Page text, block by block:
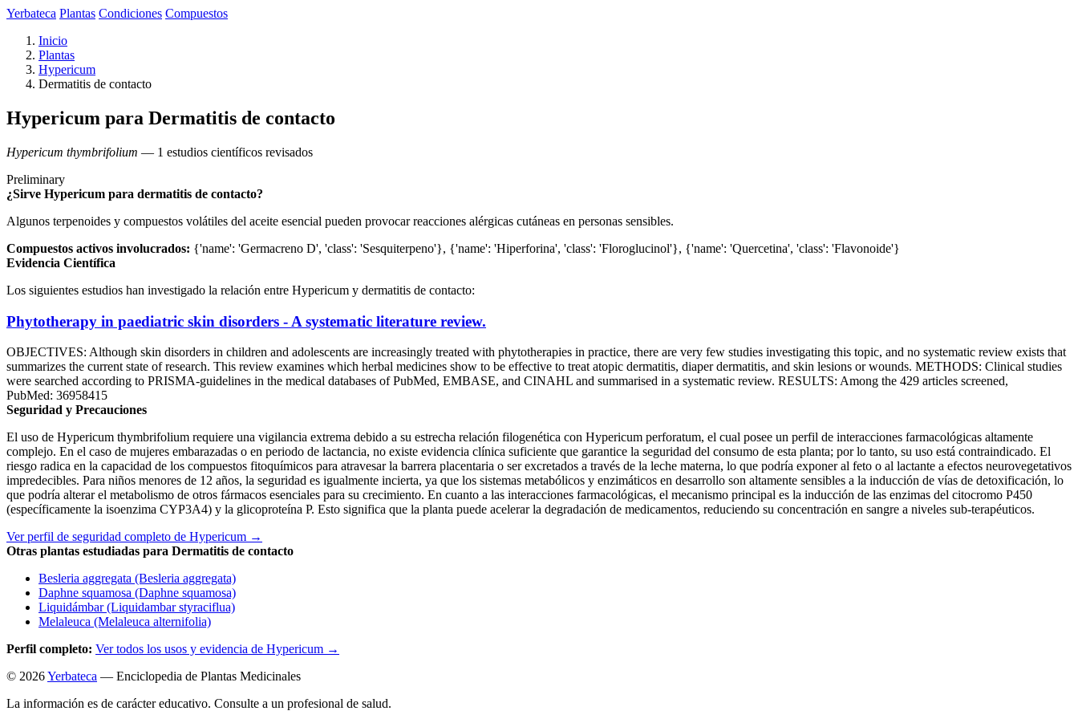
Yerbateca Plantas Condiciones Compuestos
Inicio
Plantas
Hypericum
Dermatitis de contacto
Hypericum para Dermatitis de contacto
Hypericum thymbrifolium — 1 estudios científicos revisados
Preliminary
¿Sirve Hypericum para dermatitis de contacto?
Algunos terpenoides y compuestos volátiles del aceite esencial pueden provocar reacciones alérgicas cutáneas en personas sensibles.
Compuestos activos involucrados: {'name': 'Germacreno D', 'class': 'Sesquiterpeno'}, {'name': 'Hiperforina', 'class': 'Floroglucinol'}, {'name': 'Quercetina', 'class': 'Flavonoide'}
Evidencia Científica
Los siguientes estudios han investigado la relación entre Hypericum y dermatitis de contacto:
Phytotherapy in paediatric skin disorders - A systematic literature review.
OBJECTIVES: Although skin disorders in children and adolescents are increasingly treated with phytotherapies in practice, there are very few studies investigating this topic, and no systematic review exists that
summarizes the current state of research. This review examines which herbal medicines show to be effective to treat atopic dermatitis, diaper dermatitis, and skin lesions or wounds. METHODS: Clinical studies
were searched according to PRISMA-guidelines in the medical databases of PubMed, EMBASE, and CINAHL and summarised in a systematic review. RESULTS: Among the 429 articles screened,
PubMed: 36958415
Seguridad y Precauciones
El uso de Hypericum thymbrifolium requiere una vigilancia extrema debido a su estrecha relación filogenética con Hypericum perforatum, el cual posee un perfil de interacciones farmacológicas altamente
complejo. En el caso de mujeres embarazadas o en periodo de lactancia, no existe evidencia clínica suficiente que garantice la seguridad del consumo de esta planta; por lo tanto, su uso está contraindicado. El
riesgo radica en la capacidad de los compuestos fitoquímicos para atravesar la barrera placentaria o ser excretados a través de la leche materna, lo que podría exponer al feto o al lactante a efectos neurovegetativos
impredecibles. Para niños menores de 12 años, la seguridad es igualmente incierta, ya que los sistemas metabólicos y enzimáticos en desarrollo son altamente sensibles a la inducción de vías de detoxificación, lo
que podría alterar el metabolismo de otros fármacos esenciales para su crecimiento. En cuanto a las interacciones farmacológicas, el mecanismo principal es la inducción de las enzimas del citocromo P450
(específicamente la isoenzima CYP3A4) y la glicoproteína P. Esto significa que la planta puede acelerar la degradación de medicamentos, reduciendo su concentración en sangre a niveles sub-terapéuticos.
Ver perfil de seguridad completo de Hypericum →
Otras plantas estudiadas para Dermatitis de contacto
Besleria aggregata (Besleria aggregata)
Daphne squamosa (Daphne squamosa)
Liquidámbar (Liquidambar styraciflua)
Melaleuca (Melaleuca alternifolia)
Perfil completo: Ver todos los usos y evidencia de Hypericum →
© 2026Yerbateca — Enciclopedia de Plantas Medicinales
La información es de carácter educativo. Consulte a un profesional de salud.